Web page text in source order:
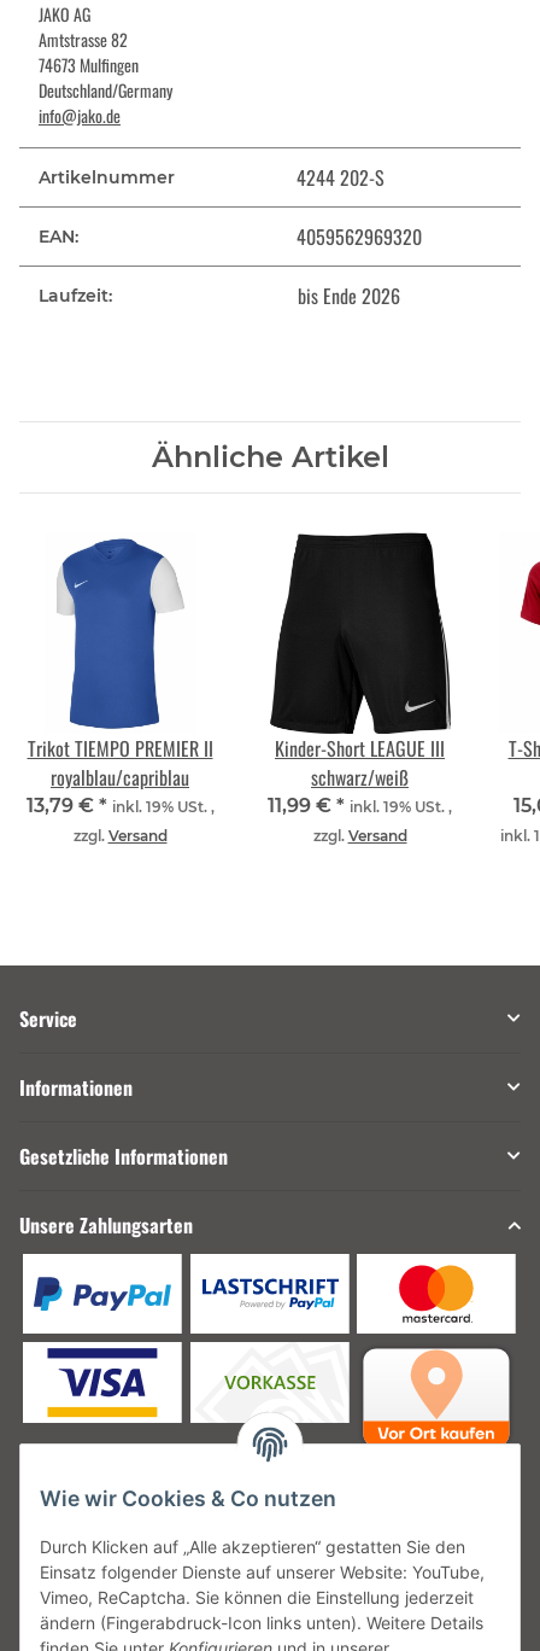
JAKO AG
Amtstrasse 82
74673 Mulfingen
Deutschland/Germany
info@jako.de
Artikelnummer 4244 202-S
EAN: 4059562969320
Laufzeit: bis Ende 2026
Ähnliche Artikel
Trikot TIEMPO PREMIER II
royalblau/capriblau
13,79 € * inkl. 19% USt. ,
zzgl. Versand
Kinder-Short LEAGUE III
schwarz/weiß
11,99 € * inkl. 19% USt. ,
zzgl. Versand
T-
inkl.
Service
Informationen
Gesetzliche Informationen
Unsere Zahlungsarten
Unsere Versanddienstleister
Wie wir Cookies & Co nutzen
Durch Klicken auf „Alle akzeptieren“ gestatten Sie den
Einsatz folgender Dienste auf unserer Website: YouTube,
Vimeo, ReCaptcha. Sie können die Einstellung jederzeit
ändern (Fingerabdruck-Icon links unten). Weitere Details